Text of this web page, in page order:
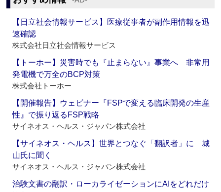
【日立社会情報サービス】医療従事者が副作用情報を迅
速確認
株式会社日立社会情報サービス
【トーホー】災害時でも『止まらない』事業へ 非常用
発電機で万全のBCP対策
株式会社トーホー
【開催報告】ウェビナー『FSPで変える臨床開発の生産
性』で振り返るFSP戦略
サイネオス・ヘルス・ジャパン株式会社
【サイネオス・ヘルス】世界とつなぐ「翻訳者」に 城
山氏に聞く
サイネオス・ヘルス・ジャパン株式会社
治験文書の翻訳・ローカライゼーションにAIをどれだけ